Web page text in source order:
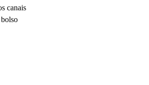
canais